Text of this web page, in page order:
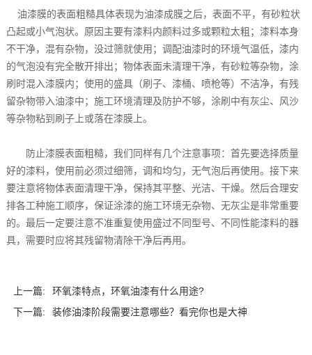
油漆膜的表面粗糙具体表现为油漆成膜之后，表面不平，有砂粒状
凸起或小气泡状。原因主要有漆料内颜料过多或颗粒太粗；漆料本身
不干净，混有杂物，没过筛就使用；调配油漆时的环境气温低，漆内
的气泡没有完全散开排出；物体表面未清理干净，有砂粒等杂物，涂
刷时混入漆膜内；使用的盛具（刷子、漆桶、喷枪等）不洁净，有残
留杂物带入油漆中；施工环境清理及防护不够，涂刷中有灰尘、风沙
等杂物粘到刷子上或落在漆膜上。
防止漆膜表面粗糙，我们同样有几个注意事项：首先要选择质量
好的漆料，使用前必须过细筛，调和均匀，无气泡后再使用。接下来
要注意将物体表面清理干净，保持其平整、光洁、干燥。然后合理安
排各工种施工顺序，保证涂漆的施工环境无杂物、无灰尘是非常重要
的。最后一定要注意不准重复使用盛过不同型号、不同性能漆料的器
具，需要时应将其残留物清除干净后再用。
上一篇:
环氧漆特点，环氧油漆有什么用途?
下一篇:
装修油漆阶段需要注意哪些？看完你也是大神